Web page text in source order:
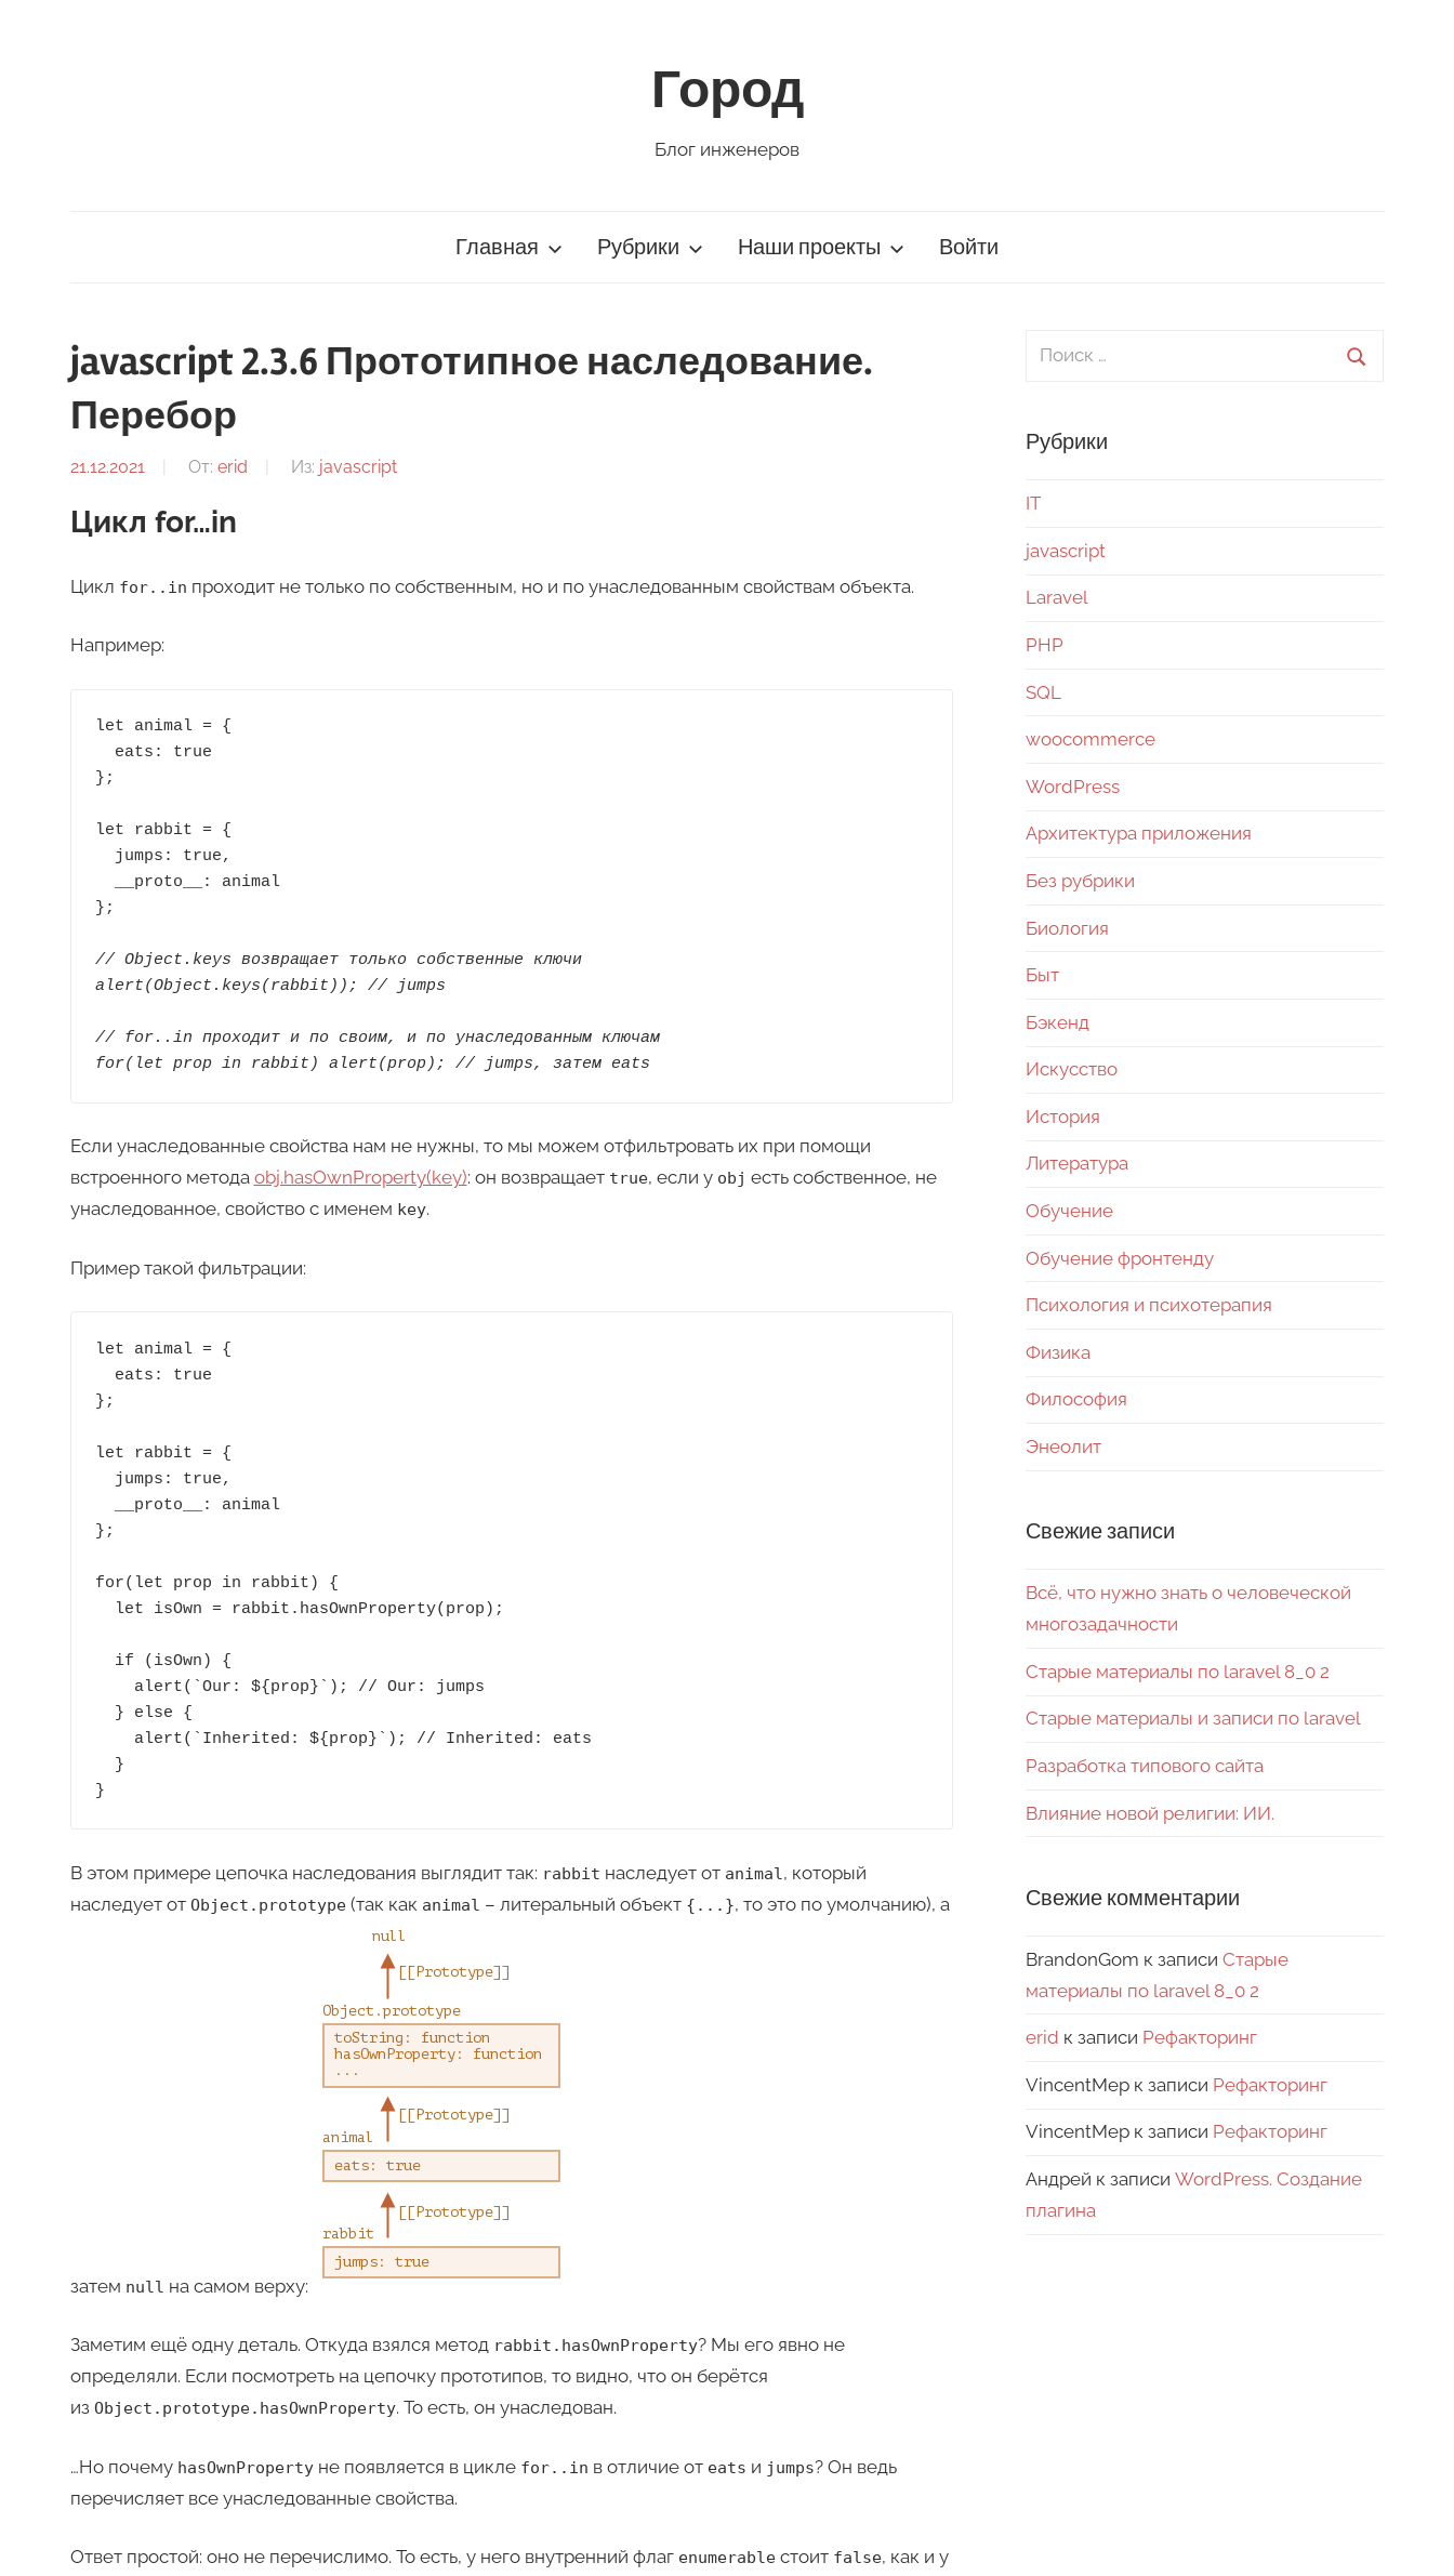
Город
Блог инженеров
Главная Рубрики Наши проекты Войти
javascript 2.3.6 Прототипное наследование.
Перебор
21.12.2021 От: erid Из: javascript
Цикл for…in
Цикл for..in проходит не только по собственным, но и по унаследованным свойствам объекта.
Например:
let animal = {
};
let rabbit = {
};
// Object.keys возвращает только собственные ключи
alert(Object.keys(rabbit)); // jumps
// for..in проходит и по своим, и по унаследованным ключам
for(let prop in rabbit) alert(prop); // jumps, затем eats
Если унаследованные свойства нам не нужны, то мы можем отфильтровать их при помощи
встроенного метода obj.hasOwnProperty(key): он возвращает true, если у obj есть собственное, не
унаследованное, свойство с именем key.
Пример такой фильтрации:
let animal = {
};
let rabbit = {
};
for(let prop in rabbit) {
}
В этом примере цепочка наследования выглядит так: rabbit наследует от animal, который
наследует от Object.prototype(так как animal – литеральный объект {...}, то это по умолчанию), а
затем null на самом верху:
Заметим ещё одну деталь. Откуда взялся метод rabbit.hasOwnProperty? Мы его явно не
определяли. Если посмотреть на цепочку прототипов, то видно, что он берётся
из Object.prototype.hasOwnProperty. То есть, он унаследован.
…Но почему hasOwnPropertyне появляется в цикле for..in в отличие от eats и jumps? Он ведь
перечисляет все унаследованные свойства.
Ответ простой: оно не перечислимо. То есть, у него внутренний флаг enumerableстоит false, как и у
Поиск
Рубрики
IT
javascript
Laravel
PHP
SQL
woocommerce
WordPress
Архитектура приложения
Без рубрики
Биология
Быт
Бэкенд
Искусство
История
Литература
Обучение
Обучение фронтенду
Психология и психотерапия
Физика
Философия
Энеолит
Свежие записи
Всё, что нужно знать о человеческой
многозадачности
Старые материалы по laravel 8_0 2
Старые материалы и записи по laravel
Разработка типового сайта
Влияние новой религии: ИИ.
Свежие комментарии
BrandonGom к записи Старые
материалы по laravel 8_0 2
erid к записи Рефакторинг
VincentMep к записи Рефакторинг
VincentMep к записи Рефакторинг
Андрей к записи WordPress. Создание
плагина